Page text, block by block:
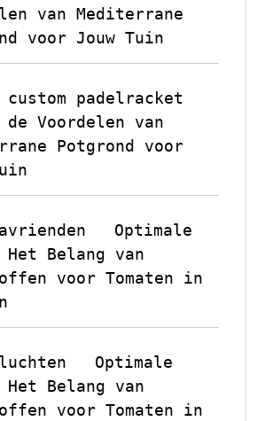
van Mediterrane
voor Jouw Tuin
padelracket
de Voordelen van
Potgrond voor
Optimale
Belang van
voor Tomaten in
Optimale
Belang van
voor Tomaten in